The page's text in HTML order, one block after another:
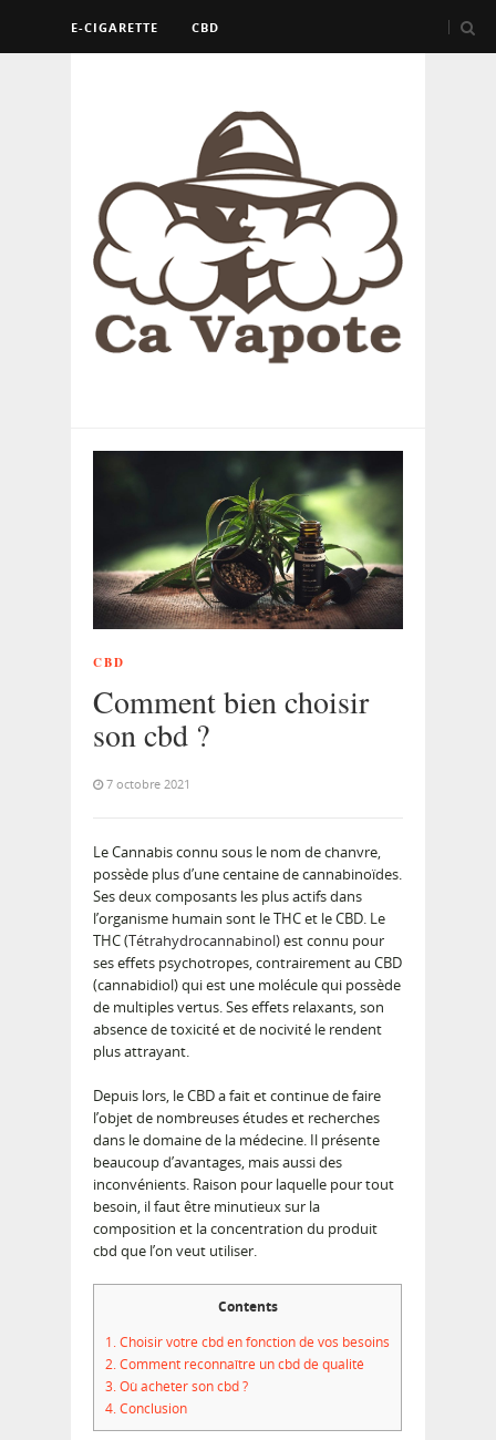
E-CIGARETTE CBD
CBD
Comment bien choisir
son cbd ?
7 octobre 2021
Le Cannabis connu sous le nom de chanvre,
possède plus d’une centaine de cannabinoïdes.
Ses deux composants les plus actifs dans
l’organisme humain sont le THC et le CBD. Le
THC (Tétrahydrocannabinol)est connu pour
ses effets psychotropes, contrairement au CBD
(cannabidiol) qui est une molécule qui possède
de multiples vertus. Ses effets relaxants, son
absence de toxicité et de nocivité le rendent
plus attrayant.
Depuis lors, le CBD a fait et continue de faire
l’objet de nombreuses études et recherches
dans le domaine de la médecine. Il présente
beaucoup d’avantages, mais aussi des
inconvénients. Raison pour laquelle pour tout
besoin, il faut être minutieux sur la
composition et la concentration du produit
cbd que l’on veut utiliser.
Contents
1.Choisir votre cbd en fonction de vos besoins
2.Comment reconnaître un cbd de qualité
3.Où acheter son cbd ?
4.Conclusion